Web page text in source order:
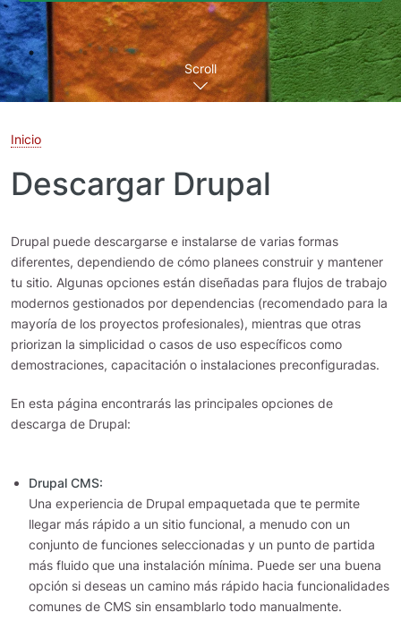
Scroll
Inicio
Descargar Drupal
Drupal puede descargarse e instalarse de varias formas
diferentes, dependiendo de cómo planees construir y mantener
tu sitio. Algunas opciones están diseñadas para flujos de trabajo
modernos gestionados por dependencias (recomendado para la
mayoría de los proyectos profesionales), mientras que otras
priorizan la simplicidad o casos de uso específicos como
demostraciones, capacitación o instalaciones preconfiguradas.
En esta página encontrarás las principales opciones de
descarga de Drupal:
Drupal CMS:
Una experiencia de Drupal empaquetada que te permite
llegar más rápido a un sitio funcional, a menudo con un
conjunto de funciones seleccionadas y un punto de partida
más fluido que una instalación mínima. Puede ser una buena
opción si deseas un camino más rápido hacia funcionalidades
comunes de CMS sin ensamblarlo todo manualmente.